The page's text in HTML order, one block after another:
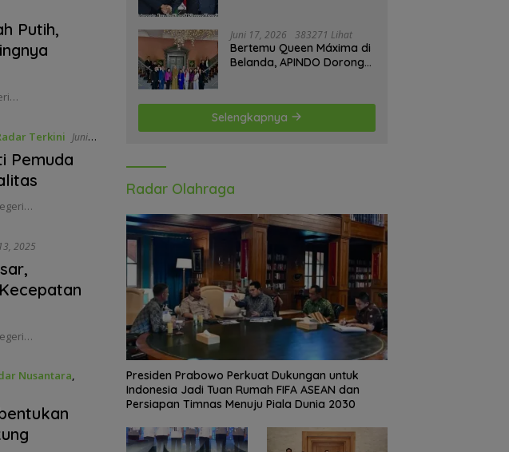
Putih,
Terkini Juni
Pemuda
2025
Nusantara,
Juni 17, 2026 383271 Lihat
Bertemu Queen Máxima di
Belanda, APINDO Dorong
Selengkapnya
Radar Olahraga
Presiden Prabowo Perkuat Dukungan untuk
Indonesia Jadi Tuan Rumah FIFA ASEAN dan
Persiapan Timnas Menuju Piala Dunia 2030